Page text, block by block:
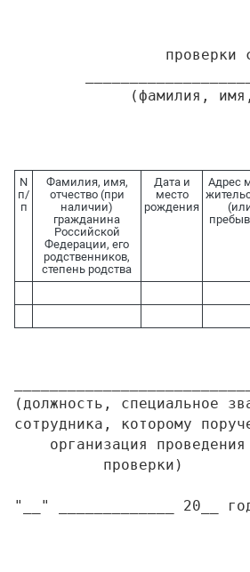
проверки
(фамилия,
N
п/
п
Фамилия, имя,
отчество (при
наличии)
гражданина
Российской
Федерации, его
родственников,
степень родства
Дата и
место
рождения
Адрес
(должность,
сотрудника, которому
    организация проведения
          проверки)